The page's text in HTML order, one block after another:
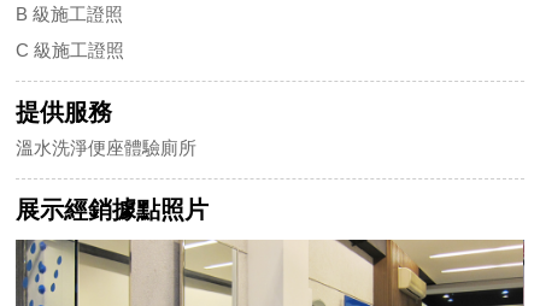
B 級施工證照
C 級施工證照
提供服務
溫水洗淨便座體驗廁所
展示經銷據點照片